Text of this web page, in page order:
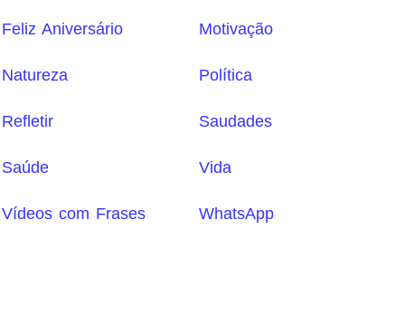
Feliz Aniversário Motivação
Natureza Política
Refletir Saudades
Saúde Vida
Vídeos com Frases WhatsApp